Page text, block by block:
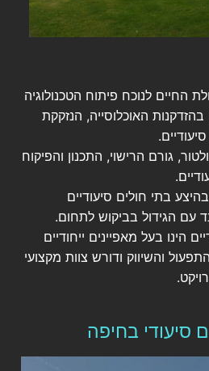
החיים לנוכח פיתוח הטכנולוגיה
האוכלוסייה, הנזקקת
גורם הרישוי, התכנון והפיקוח
בתי חולים סיעודיים
עם הגידול בביקוש לתחום.
הינו בעל מאפיינים ייחודיים
והשיווק ודורש צוות מקצועי
סיעודי בחיפה